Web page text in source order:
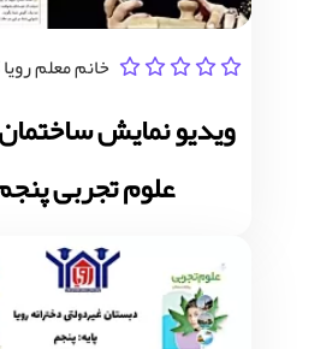
خانم معلم
ویدیو نمایش
علوم تجربی